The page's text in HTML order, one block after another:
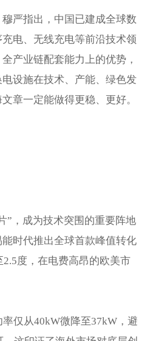
严指出，中国已建成全球数
电、无线充电等前沿技术领
产业链配套能力上的优势，
设施在技术、产能、绿色发
章一定能做得更稳、更好。
”，成为技术突围的重要阵地
时代推出全球首款峰值转化
度，在电费高昂的欧美市
仅从40kW微降至37kW，避